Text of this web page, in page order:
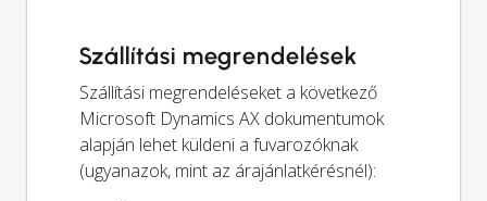
Szállítási megrendelések
Szállítási megrendeléseket a következő
Microsoft Dynamics AX dokumentumok
alapján lehet küldeni a fuvarozóknak
(ugyanazok, mint az árajánlatkérésnél):